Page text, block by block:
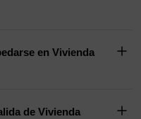
en Vivienda
Vivienda